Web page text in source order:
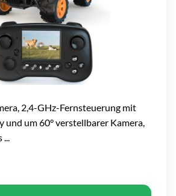
2,4-GHz-Fernsteuerung mit
und um 60° verstellbarer Kamera,
...